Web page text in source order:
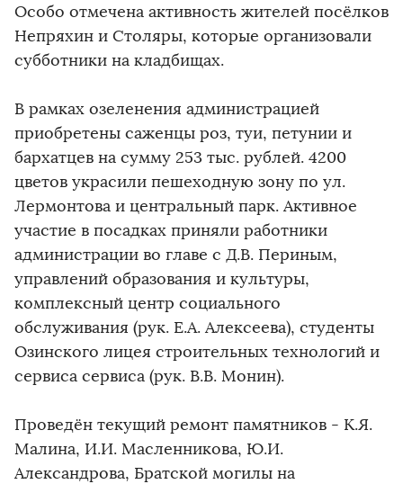
Особо отмечена активность жителей посёлков
Непряхин и Столяры, которые организовали
субботники на кладбищах.
В рамках озеленения администрацией
приобретены саженцы роз, туи, петунии и
бархатцев на сумму 253 тыс. рублей. 4200
цветов украсили пешеходную зону по ул.
Лермонтова и центральный парк. Активное
участие в посадках приняли работники
администрации во главе с Д.В. Периным,
управлений образования и культуры,
комплексный центр социального
обслуживания (рук. Е.А. Алексеева), студенты
Озинского лицея строительных технологий и
сервиса сервиса (рук. В.В. Монин).
Проведён текущий ремонт памятников - К.Я.
Малина, И.И. Масленникова, Ю.И.
Александрова, Братской могилы на